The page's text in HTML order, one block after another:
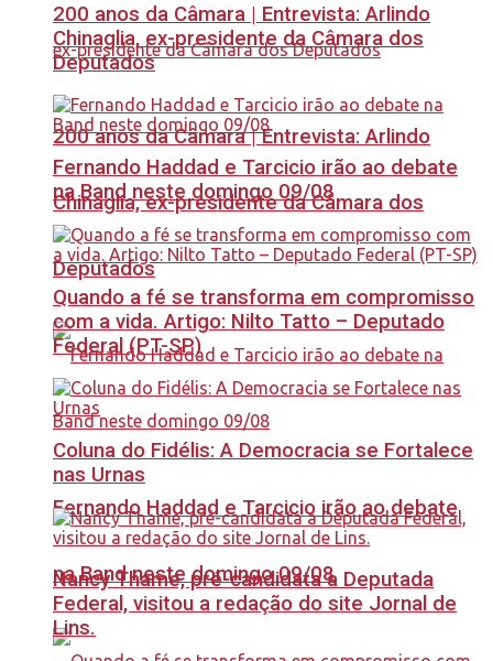
200 anos da Câmara | Entrevista: Arlindo
Chinaglia, ex-presidente da Câmara dos
Deputados
Fernando Haddad e Tarcicio irão ao debate
na Band neste domingo 09/08
200 anos da Câmara | Entrevista: Arlindo
Chinaglia, ex-presidente da Câmara dos
Deputados
Fernando Haddad e Tarcicio irão ao debate
na Band neste domingo 09/08
Quando a fé se transforma em compromisso
com a vida. Artigo: Nilto Tatto – Deputado
Federal (PT-SP)
Coluna do Fidélis: A Democracia se Fortalece
nas Urnas
Nancy Thame, pré-candidata a Deputada
Federal, visitou a redação do site Jornal de
Lins.